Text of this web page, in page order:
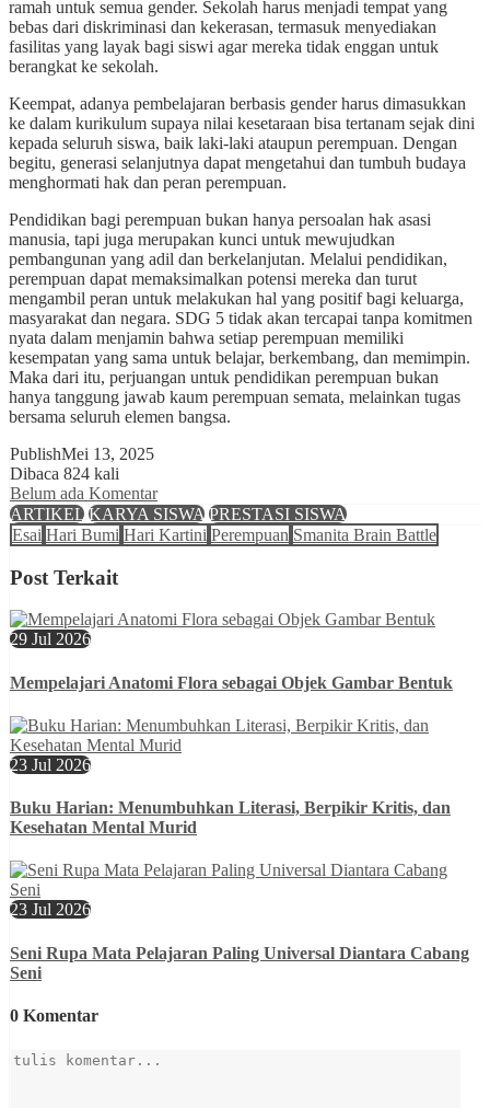
ramah untuk semua gender. Sekolah harus menjadi tempat yang
bebas dari diskriminasi dan kekerasan, termasuk menyediakan
fasilitas yang layak bagi siswi agar mereka tidak enggan untuk
berangkat ke sekolah.
Keempat, adanya pembelajaran berbasis gender harus dimasukkan
ke dalam kurikulum supaya nilai kesetaraan bisa tertanam sejak dini
kepada seluruh siswa, baik laki-laki ataupun perempuan. Dengan
begitu, generasi selanjutnya dapat mengetahui dan tumbuh budaya
menghormati hak dan peran perempuan.
Pendidikan bagi perempuan bukan hanya persoalan hak asasi
manusia, tapi juga merupakan kunci untuk mewujudkan
pembangunan yang adil dan berkelanjutan. Melalui pendidikan,
perempuan dapat memaksimalkan potensi mereka dan turut
mengambil peran untuk melakukan hal yang positif bagi keluarga,
masyarakat dan negara. SDG 5 tidak akan tercapai tanpa komitmen
nyata dalam menjamin bahwa setiap perempuan memiliki
kesempatan yang sama untuk belajar, berkembang, dan memimpin.
Maka dari itu, perjuangan untuk pendidikan perempuan bukan
hanya tanggung jawab kaum perempuan semata, melainkan tugas
bersama seluruh elemen bangsa.
PublishMei 13, 2025
Dibaca 824 kali
Belum ada Komentar
ARTIKEL KARYA SISWA PRESTASI SISWA
Esai Hari Bumi Hari Kartini Perempuan Smanita Brain Battle
Post Terkait
29 Jul 2026
Mempelajari Anatomi Flora sebagai Objek Gambar Bentuk
23 Jul 2026
Buku Harian: Menumbuhkan Literasi, Berpikir Kritis, dan
Kesehatan Mental Murid
23 Jul 2026
Seni Rupa Mata Pelajaran Paling Universal Diantara Cabang
Seni
0 Komentar